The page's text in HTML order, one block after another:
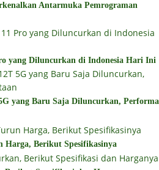
Antarmuka Pemrograman
yang Diluncurkan di Indonesia Hari Ini
yang Baru Saja Diluncurkan, Performa
Harga, Berikut Spesifikasinya